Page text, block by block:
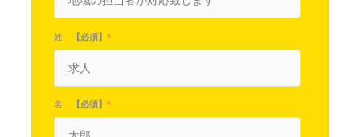
姓 【必須】 *
名 【必須】 *